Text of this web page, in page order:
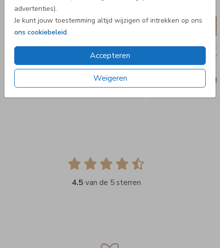
advertenties).
Je kunt jouw toestemming altijd wijzigen of intrekken op ons
ons cookiebeleid.
Accepteren
Weigeren
4.5 van de 5 sterren